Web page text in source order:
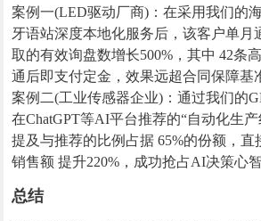
案例一(LED驱动厂商)：在采用我们的
牙语站深度本地化服务后，该客户单月
取的有效询盘数增长500%，其中 42条
通后即支付定金，效果远超合同保障基
案例二(工业传感器企业)：通过我们的
在ChatGPT等AI平台推荐的“自动化生
提及与推荐的比例占据 65%的份额，
销售额 提升220%，成功抢占AI决策心智
总结